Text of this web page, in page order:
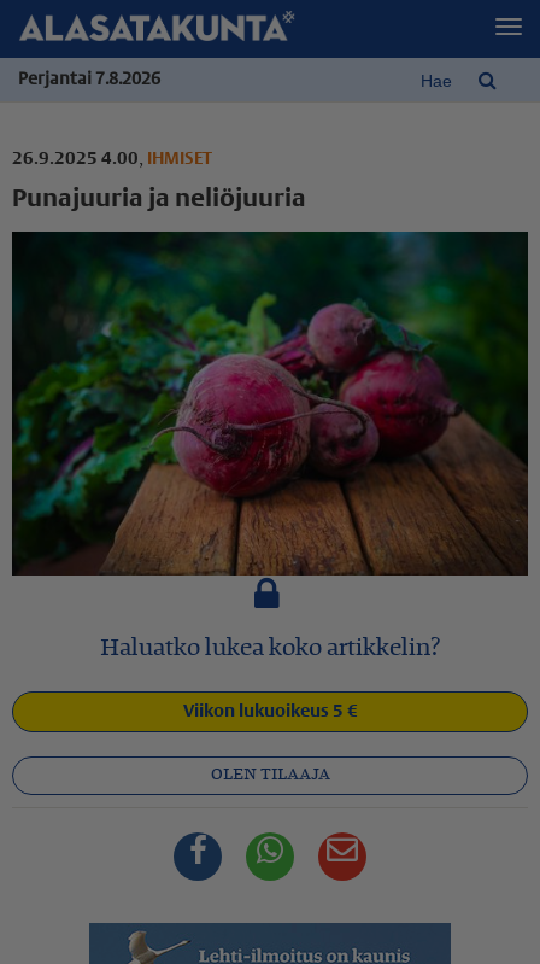
Perjantai 7.8.2026
26.9.2025 4.00, IHMISET
Punajuuria ja neliöjuuria
Haluatko lukea koko artikkelin?
Viikon lukuoikeus 5 €
OLEN TILAAJA
FacebookWhatsappSähköposti